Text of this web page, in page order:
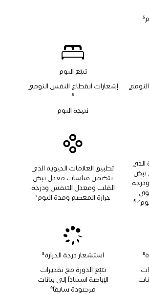
5
الذي
نبض
7
,
5
8
تتبّع النوم
إشعارات انقطاع النفس النومي
6
نتيجة النوم
تطبيق العلامات الحيوية الذي
يتضمن قياسات معدل نبض
القلب ومعدل التنفس ودرجة
حرارة المعصم ومدة النوم7
استشعار درجة الحرارة8
تتبّع الدورة مع تقديرات
الإباضة استناداً إلى بيانات
مرصودة سابقاً9